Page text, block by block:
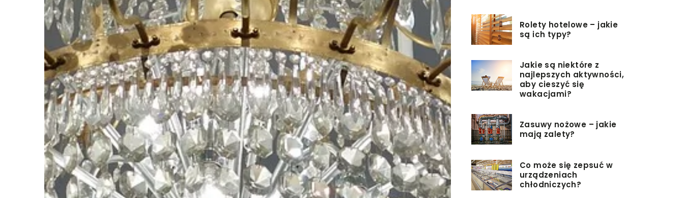
Rolety hotelowe – jakie
są ich typy?
Jakie są niektóre z
najlepszych aktywności,
aby cieszyć się
wakacjami?
Zasuwy nożowe – jakie
mają zalety?
Co może się zepsuć w
urządzeniach
chłodniczych?